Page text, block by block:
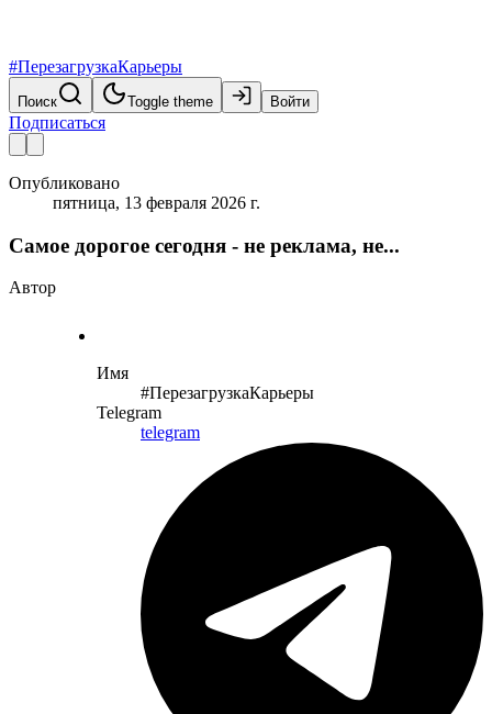
#ПерезагрузкаКарьеры
Поиск Toggle theme Войти
Подписаться
Опубликовано
пятница, 13 февраля 2026 г.
Самое дорогое сегодня - не реклама, не...
Автор
Имя
#ПерезагрузкаКарьеры
Telegram
telegram